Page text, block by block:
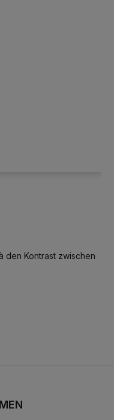
den Kontrast zwischen